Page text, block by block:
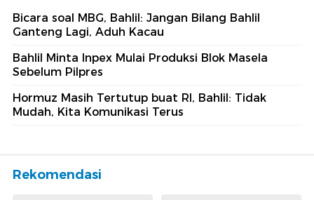
Bicara soal MBG, Bahlil: Jangan Bilang Bahlil
Ganteng Lagi, Aduh Kacau
Bahlil Minta Inpex Mulai Produksi Blok Masela
Sebelum Pilpres
Hormuz Masih Tertutup buat RI, Bahlil: Tidak
Mudah, Kita Komunikasi Terus
Rekomendasi